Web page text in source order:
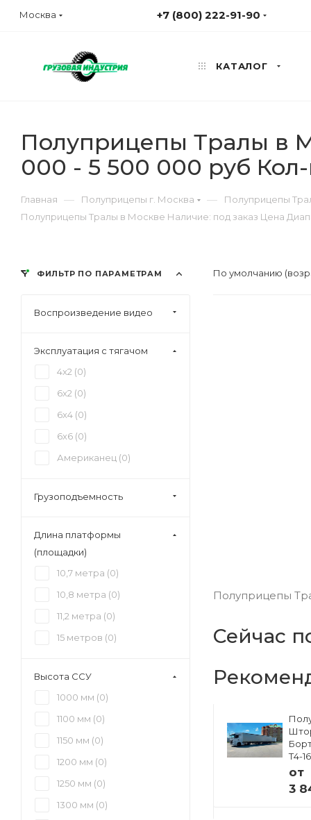
Москва +7 (800) 222-91-90
КАТАЛОГ
Полуприцепы Тралы в
000 - 5 500 000 руб Кол-
Главная — Полуприцепы г. Москва — Полуприцепы
Полуприцепы Тралы в Москве Наличие: под заказ Цена
По умолчанию
Полуприцепы
Сейчас
Т4-
от
3
ФИЛЬТР ПО ПАРАМЕТРАМ
Воспроизведение видео
Эксплуатация с тягачом
4x2 (0)
6x2 (0)
6x4 (0)
6x6 (0)
Американец (0)
Грузоподъемность
Длина платформы
(площадки)
10,7 метра (0)
10,8 метра (0)
11,2 метра (0)
15 метров (0)
Высота ССУ
1000 мм (0)
1100 мм (0)
1150 мм (0)
1200 мм (0)
1250 мм (0)
1300 мм (0)